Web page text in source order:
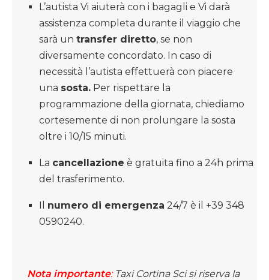
L’autista Vi aiuterà con i bagagli e Vi darà
assistenza completa durante il viaggio che
sarà un transfer diretto, se non
diversamente concordato. In caso di
necessità l’autista effettuerà con piacere
una sosta. Per rispettare la
programmazione della giornata, chiediamo
cortesemente di non prolungare la sosta
oltre i 10/15 minuti.
La cancellazione è gratuita fino a 24h prima
del trasferimento.
Il numero di emergenza 24/7 è il +39 348
0590240.
Nota importante:Taxi Cortina Sci si riserva la